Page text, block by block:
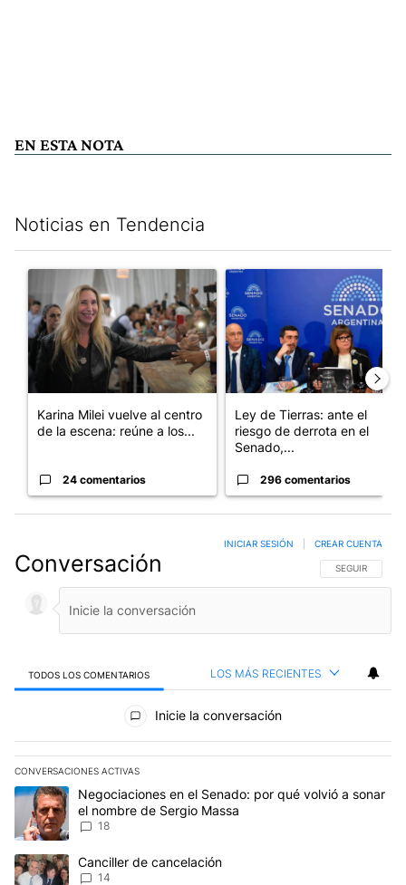
EN ESTA NOTA
Noticias en Tendencia
Un artículo de tendencia con el título "Karina Milei vuelve al
Karina Milei vuelve al centro
de la escena: reúne a los...
24 comentarios
Un artículo de tendencia con
Ley de Tierras: ante el
riesgo de derrota en el
Senado,...
296 comentarios
Conversación SIGA ESTA
SEGUIR
INICIAR SESIÓN CREAR CUENTA
TODOS LOS COMENTARIOS LOS MÁS RECIENTES
Todos los comentarios
Inicie la conversación
CONVERSACIONES ACTIVAS
Este listado muestra los artículos con más comentarios en los
Un artículo de tendencia con el título "Negociaciones en el
Negociaciones en el Senado: por qué volvió a sonar
el nombre de Sergio Massa
18
Un artículo de tendencia con el título "Canciller de cancelación"
Canciller de cancelación
14